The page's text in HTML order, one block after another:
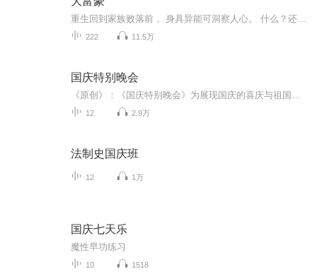
222 11.5万
国庆特别晚会
12 2.9万
法制史国庆班
12 1万
国庆七天乐
魔性早功练习
10 1518